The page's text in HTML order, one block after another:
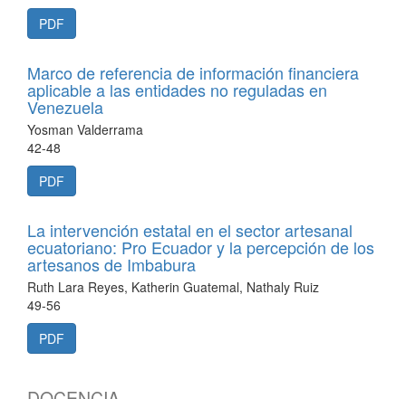
PDF
Marco de referencia de información financiera
aplicable a las entidades no reguladas en
Venezuela
Yosman Valderrama
42-48
PDF
La intervención estatal en el sector artesanal
ecuatoriano: Pro Ecuador y la percepción de los
artesanos de Imbabura
Ruth Lara Reyes, Katherin Guatemal, Nathaly Ruiz
49-56
PDF